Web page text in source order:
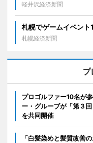
軽井沢経済新聞
札幌でゲームイベン
札幌経済新聞
プ
プロゴルファー10名が
ー・グルーブが「第３
を共同開催
「白髪染めと髪質改善